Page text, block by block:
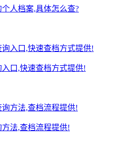
人档案,具体怎么查?
口,快速查档方式提供!
法,查档流程提供!